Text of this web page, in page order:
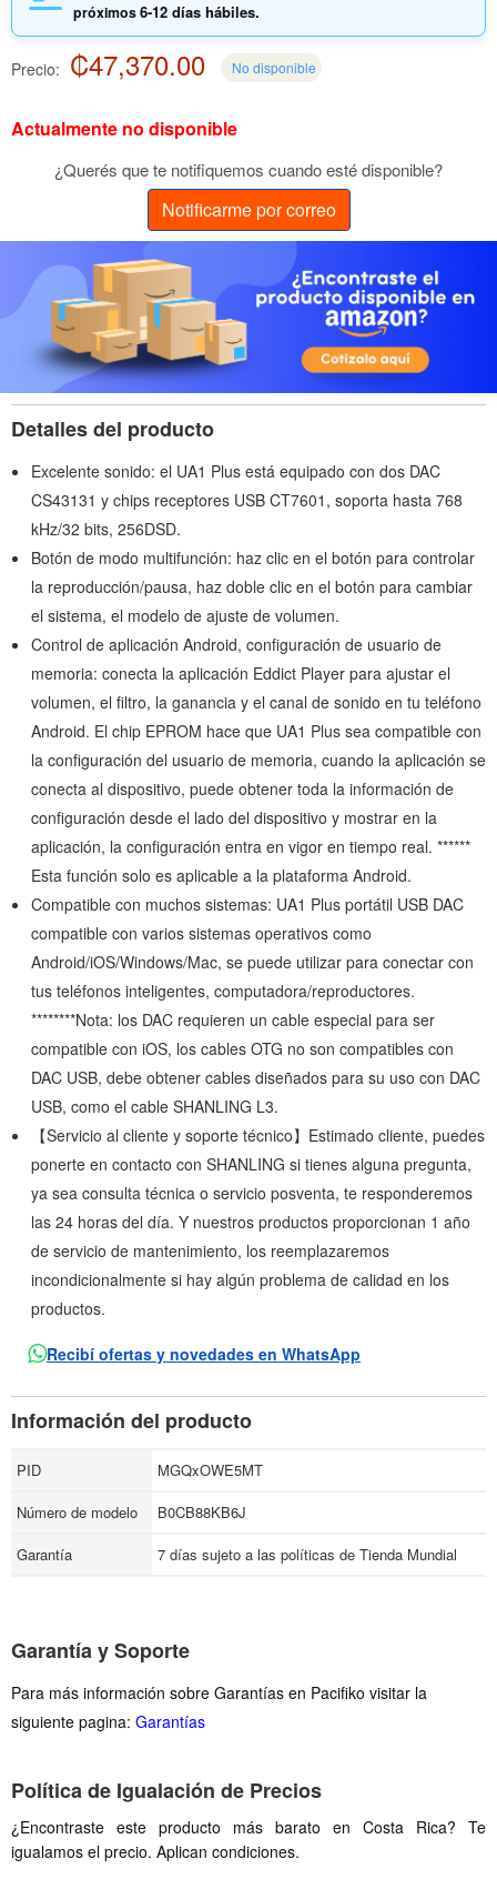
próximos6-12 días hábiles.
Precio: ₡47,370.00 No disponible
Actualmente no disponible
¿Querés que te notifiquemos cuando esté disponible?
Notificarme por correo
Detalles del producto
Excelente sonido: el UA1 Plus está equipado con dos DAC
CS43131 y chips receptores USB CT7601, soporta hasta 768
kHz/32 bits, 256DSD.
Botón de modo multifunción: haz clic en el botón para controlar
la reproducción/pausa, haz doble clic en el botón para cambiar
el sistema, el modelo de ajuste de volumen.
Control de aplicación Android, configuración de usuario de
memoria: conecta la aplicación Eddict Player para ajustar el
volumen, el filtro, la ganancia y el canal de sonido en tu teléfono
Android. El chip EPROM hace que UA1 Plus sea compatible con
la configuración del usuario de memoria, cuando la aplicación se
conecta al dispositivo, puede obtener toda la información de
configuración desde el lado del dispositivo y mostrar en la
aplicación, la configuración entra en vigor en tiempo real. ******
Esta función solo es aplicable a la plataforma Android.
Compatible con muchos sistemas: UA1 Plus portátil USB DAC
compatible con varios sistemas operativos como
Android/iOS/Windows/Mac, se puede utilizar para conectar con
tus teléfonos inteligentes, computadora/reproductores.
********Nota: los DAC requieren un cable especial para ser
compatible con iOS, los cables OTG no son compatibles con
DAC USB, debe obtener cables diseñados para su uso con DAC
USB, como el cable SHANLING L3.
【Servicio al cliente y soporte técnico】Estimado cliente, puedes
ponerte en contacto con SHANLING si tienes alguna pregunta,
ya sea consulta técnica o servicio posventa, te responderemos
las 24 horas del día. Y nuestros productos proporcionan 1 año
de servicio de mantenimiento, los reemplazaremos
incondicionalmente si hay algún problema de calidad en los
productos.
Recibí ofertas y novedades en WhatsApp
Información del producto
PID
MGQxOWE5MT
Número de modelo
B0CB88KB6J
Garantía
7 días sujeto a las políticas de Tienda Mundial
Garantía y Soporte
Para más información sobre Garantías en Pacifiko visitar la
siguiente pagina: Garantías
Política de Igualación de Precios
¿Encontraste este producto más barato en Costa Rica? Te
igualamos el precio. Aplican condiciones.